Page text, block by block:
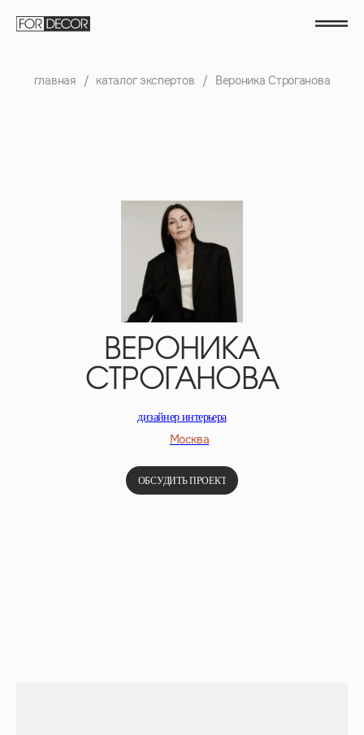
главная / каталог экспертов / Вероника Строганова
ВЕРОНИКА
СТРОГАНОВА
дизайнер интерьера
Москва
ОБСУДИТЬ ПРОЕКТ